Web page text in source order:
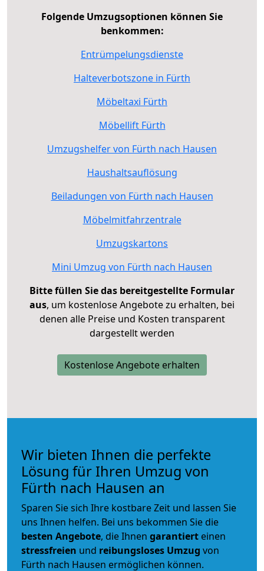
Folgende Umzugsoptionen können Sie
benkommen:
Entrümpelungsdienste
Halteverbotszone in Fürth
Möbeltaxi Fürth
Möbellift Fürth
Umzugshelfer von Fürth nach Hausen
Haushaltsauflösung
Beiladungen von Fürth nach Hausen
Möbelmitfahrzentrale
Umzugskartons
Mini Umzug von Fürth nach Hausen
Bitte füllen Sie das bereitgestellte Formular
aus, um kostenlose Angebote zu erhalten, bei
denen alle Preise und Kosten transparent
dargestellt werden
Kostenlose Angebote erhalten
Wir bieten Ihnen die perfekte
Lösung für Ihren Umzug von
Fürth nach Hausen an
Sparen Sie sich Ihre kostbare Zeit und lassen Sie
uns Ihnen helfen. Bei uns bekommen Sie die
besten Angebote, die Ihnen garantiert einen
stressfreien und reibungsloses Umzug von
Fürth nach Hausen ermöglichen können.